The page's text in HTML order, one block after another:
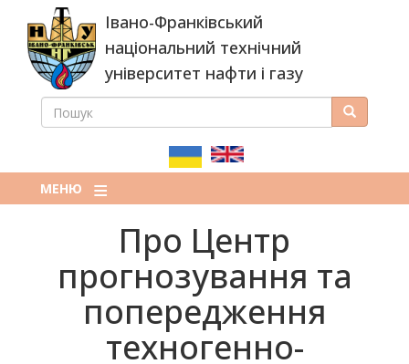
основного
вмісту
Івано-Франківський
національний технічний
університет нафти і газу
ПОШУКОВА
ПОШУК Пошук
МЕНЮ
Про Центр
прогнозування та
попередження
техногенно-